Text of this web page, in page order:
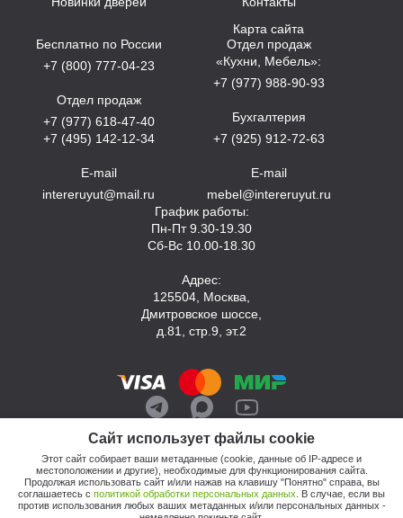
Сайт использует файлы cookie
Этот сайт собирает ваши метаданные (cookie, данные об IP-адресе и
местоположении и другие), необходимые для функционирования сайта.
Продолжая использовать сайт и/или нажав на клавишу "Понятно" справа, вы
соглашаетесь с политикой обработки персональных данных . В случае, если вы
против использования любых ваших метаданных и/или персональных данных -
Карта сайта
Бесплатно по России
+7 (800) 777-04-23
Отдел продаж
+7 (977) 618-47-40
+7 (495) 142-12-34
E-mail
intereruyut@mail.ru
Отдел продаж
«Кухни, Мебель»:
+7 (977) 988-90-93
Бухгалтерия
+7 (925) 912-72-63
E-mail
mebel@intereruyut.ru
График работы:
Пн-Пт 9.30-19.30
Сб-Вс 10.00-18.30
Адрес:
125504, Москва,
Дмитровское шоссе,
д.81, стр.9, эт.2
© 2026, Компания «Интерьер Уют»